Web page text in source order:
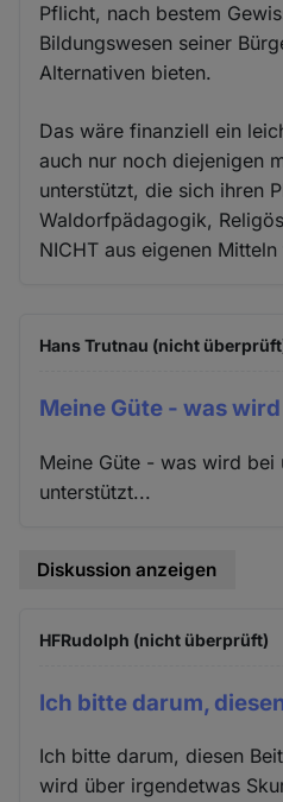
Pflicht, nach bestem
Bildungswesen seiner
Alternativen bieten.
Das wäre finanziell ein
auch nur noch diejenigen
unterstützt, die sich ihren
Waldorfpädagogik,
NICHT aus eigenen
Hans Trutnau (nicht
Meine Güte - was
Meine Güte - was wird bei
unterstützt...
Diskussion anzeigen
HFRudolph (nicht überprüft)
Ich bitte darum,
Ich bitte darum, diesen
wird über irgendetwas